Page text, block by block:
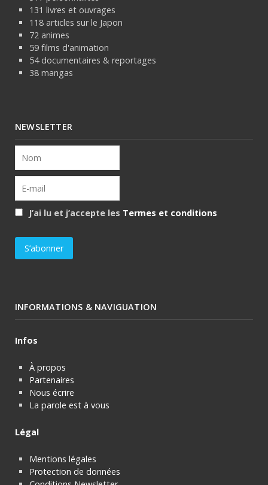
131 livres et ouvrages
118 articles sur le Japon
72 animes
59 films d'animation
54 documentaires & reportages
38 mangas
NEWSLETTER
J’ai lu et j’accepte les Termes et conditions
INFORMATIONS & NAVIGUATION
Infos
À propos
Partenaires
Nous écrire
La parole est à vous
Légal
Mentions légales
Protection de données